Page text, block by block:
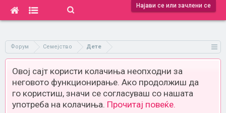
Најави се или зачлени се
Форум Семејство Дете
Овој сајт користи колачиња неопходни за
неговото функционирање. Ако продолжиш да
го користиш, значи се согласуваш со нашата
употреба на колачиња. Прочитај повеќе.